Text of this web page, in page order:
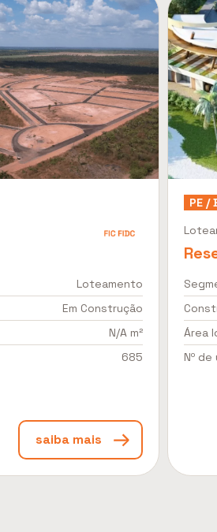
Loteamento
Em Construção
N/A m²
685
saiba mais
PE /
Área
Nº